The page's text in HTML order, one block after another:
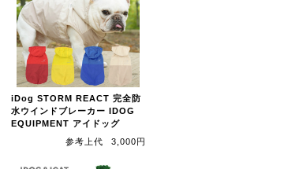
iDog STORM REACT 完全防
水ウインドブレーカー IDOG
EQUIPMENT アイドッグ
参考上代
3,000円